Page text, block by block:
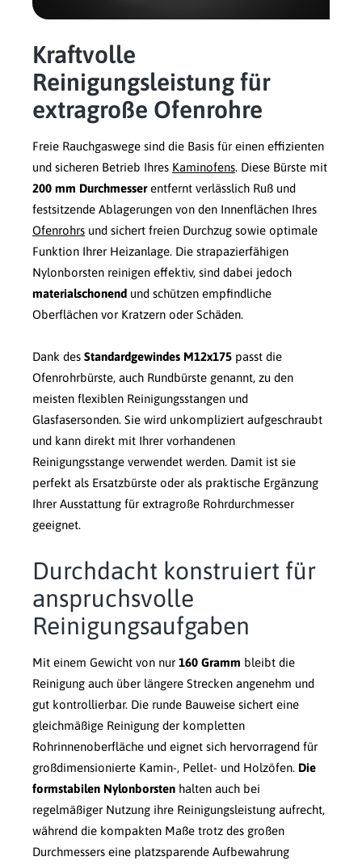
Kraftvolle
Reinigungsleistung für
extragroße Ofenrohre
Freie Rauchgaswege sind die Basis für einen effizienten
und sicheren Betrieb Ihres Kaminofens. Diese Bürste mit
200 mm Durchmesserentfernt verlässlich Ruß und
festsitzende Ablagerungen von den Innenflächen Ihres
Ofenrohrs und sichert freien Durchzug sowie optimale
Funktion Ihrer Heizanlage. Die strapazierfähigen
Nylonborsten reinigen effektiv, sind dabei jedoch
materialschonend und schützen empfindliche
Oberflächen vor Kratzern oder Schäden.
Dank des Standardgewindes M12x175 passt die
Ofenrohrbürste, auch Rundbürste genannt, zu den
meisten flexiblen Reinigungsstangen und
Glasfasersonden. Sie wird unkompliziert aufgeschraubt
und kann direkt mit Ihrer vorhandenen
Reinigungsstange verwendet werden. Damit ist sie
perfekt als Ersatzbürste oder als praktische Ergänzung
Ihrer Ausstattung für extragroße Rohrdurchmesser
geeignet.
Durchdacht konstruiert für
anspruchsvolle
Reinigungsaufgaben
Mit einem Gewicht von nur 160 Gramm bleibt die
Reinigung auch über längere Strecken angenehm und
gut kontrollierbar. Die runde Bauweise sichert eine
gleichmäßige Reinigung der kompletten
Rohrinnenoberfläche und eignet sich hervorragend für
großdimensionierte Kamin-, Pellet- und Holzöfen. Die
formstabilen Nylonborsten halten auch bei
regelmäßiger Nutzung ihre Reinigungsleistung aufrecht,
während die kompakten Maße trotz des großen
Durchmessers eine platzsparende Aufbewahrung